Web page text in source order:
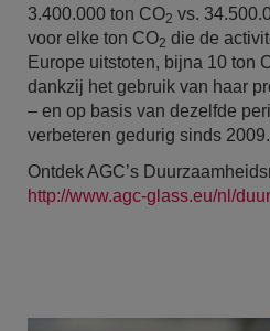
3.400.000 ton CO2 vs.
voor elke ton CO2 die de
Europe uitstoten, bijna 10 ton
dankzij het gebruik van haar
– en op basis van dezelfde
verbeteren gedurig sinds 2009.
Ontdek AGC’s
http://www.agc-glass.eu/nl/